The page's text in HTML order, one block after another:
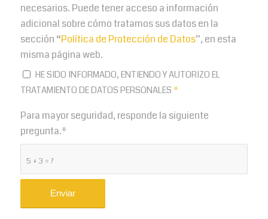
necesarios. Puede tener acceso a información
adicional sobre cómo tratamos sus datos en la
sección “Política de Protección de Datos”, en esta
misma página web.
HE SIDO INFORMADO, ENTIENDO Y AUTORIZO EL
TRATAMIENTO DE DATOS PERSONALES *
Para mayor seguridad, responde la siguiente
pregunta.*
5 + 3 = ?